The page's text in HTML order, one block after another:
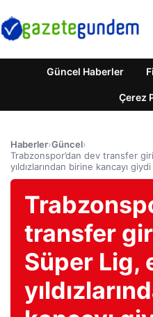
Güncel Haberler
Çerez
Haberler›Güncel›
Trabzonspor’dan dev transfer
yıldızlarından birine kancayı
transfer
Süper Lig,